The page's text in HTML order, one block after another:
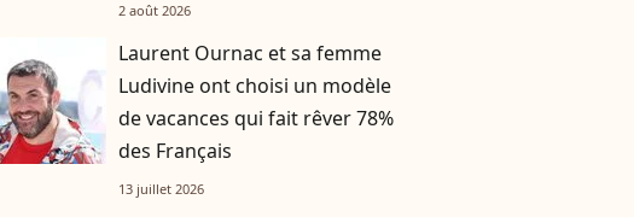
2 août 2026
Laurent Ournac et sa femme
Ludivine ont choisi un modèle
de vacances qui fait rêver 78%
des Français
13 juillet 2026